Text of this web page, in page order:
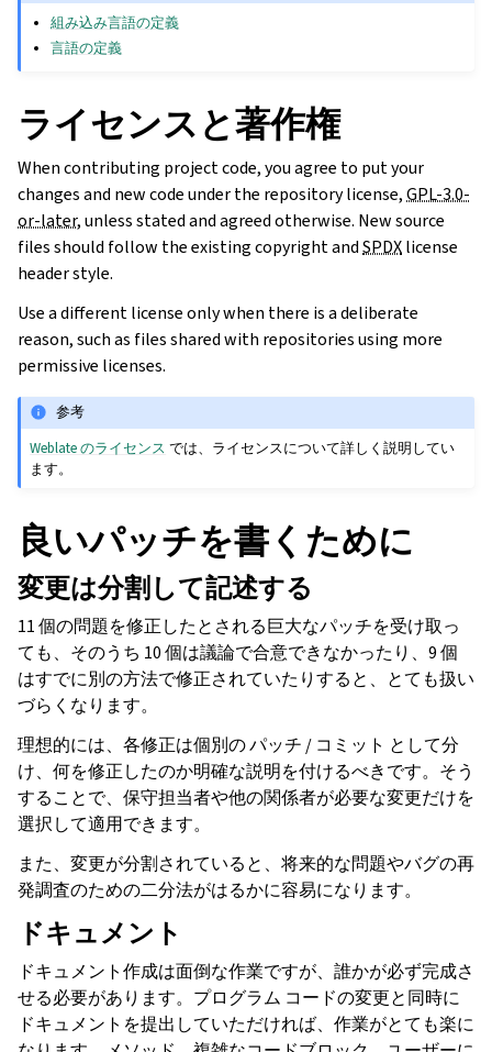
組み込み言語の定義
言語の定義
ライセンスと著作権
When contributing project code, you agree to put your
changes and new code under the repository license,GPL-3.0-
or-later, unless stated and agreed otherwise. New source
files should follow the existing copyright andSPDXlicense
header style.
Use a different license only when there is a deliberate
reason, such as files shared with repositories using more
permissive licenses.
参考
Weblate のライセンス では、ライセンスについて詳しく説明してい
ます。
良いパッチを書くために
変更は分割して記述する
11 個の問題を修正したとされる巨大なパッチを受け取っ
ても、そのうち 10 個は議論で合意できなかったり、9 個
はすでに別の方法で修正されていたりすると、とても扱い
づらくなります。
理想的には、各修正は個別の パッチ / コミット として分
け、何を修正したのか明確な説明を付けるべきです。そう
することで、保守担当者や他の関係者が必要な変更だけを
選択して適用できます。
また、変更が分割されていると、将来的な問題やバグの再
発調査のための二分法がはるかに容易になります。
ドキュメント
ドキュメント作成は面倒な作業ですが、誰かが必ず完成さ
せる必要があります。プログラム コードの変更と同時に
ドキュメントを提出していただければ、作業がとても楽に